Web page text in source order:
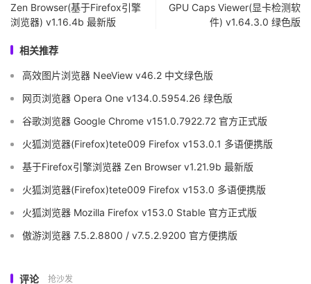
Zen Browser(基于Firefox引擎
浏览器) v1.16.4b 最新版
GPU Caps Viewer(显卡检测软
件) v1.64.3.0 绿色版
相关推荐
高效图片浏览器 NeeView v46.2 中文绿色版
网页浏览器 Opera One v134.0.5954.26 绿色版
谷歌浏览器 Google Chrome v151.0.7922.72 官方正式版
火狐浏览器(Firefox)tete009 Firefox v153.0.1 多语便携版
基于Firefox引擎浏览器 Zen Browser v1.21.9b 最新版
火狐浏览器(Firefox)tete009 Firefox v153.0 多语便携版
火狐浏览器 Mozilla Firefox v153.0 Stable 官方正式版
傲游浏览器 7.5.2.8800 / v7.5.2.9200 官方便携版
评论 抢沙发